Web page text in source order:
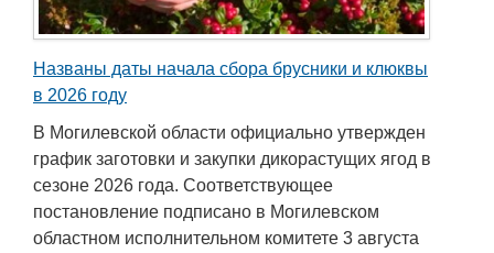
Названы даты начала сбора брусники и клюквы
в 2026 году
В Могилевской области официально утвержден
график заготовки и закупки дикорастущих ягод в
сезоне 2026 года. Соответствующее
постановление подписано в Могилевском
областном исполнительном комитете 3 августа